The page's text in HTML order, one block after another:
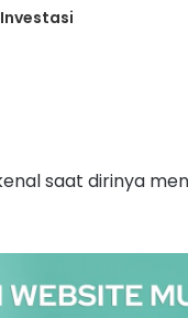
saat dirinya